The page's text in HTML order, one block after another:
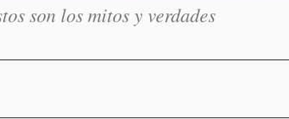
son los mitos y verdades